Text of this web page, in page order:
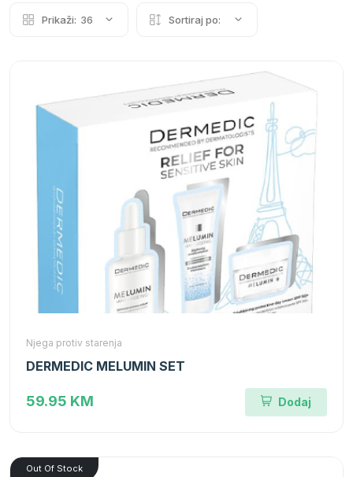
Prikaži: 36 Sortiraj po:
Njega protiv starenja
DERMEDIC MELUMIN SET
59.95 KM Dodaj
Out Of Stock